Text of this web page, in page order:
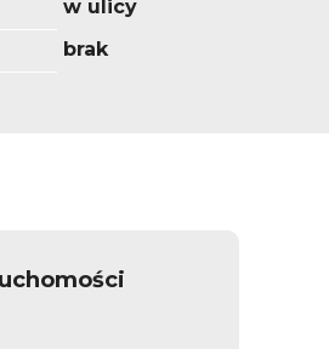
w ulicy
brak